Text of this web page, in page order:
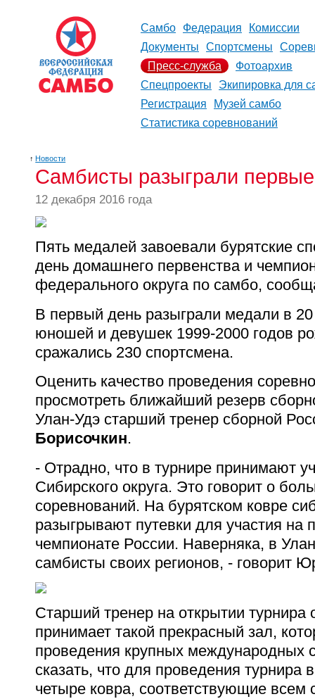
Самбо Федерация
Комиссии
Документы
Спортсмены
Пресс-служба
Фотоархив
Спецпроекты
Экипировка для
Регистрация
Музей самбо
Статистика соревнований
↑ Новости
Самбисты разыграли
12 декабря 2016 года
Пять медалей завоевали бурятские
день домашнего первенства и
федерального округа по самбо,
В первый день разыграли медали в 20
юношей и девушек 1999-2000 годов
сражались 230 спортсмена.
Оценить качество проведения
просмотреть ближайший резерв
Улан-Удэ старший тренер сборной
Борисочкин.
- Отрадно, что в турнире принимают
Сибирского округа. Это говорит о
соревнований. На бурятском ковре
разыгрывают путевки для участия на
чемпионате России. Наверняка, в
самбисты своих регионов, - говорит
Старший тренер на открытии турнира
принимает такой прекрасный зал,
проведения крупных международных
сказать, что для проведения турнира
четыре ковра, соответствующие всем